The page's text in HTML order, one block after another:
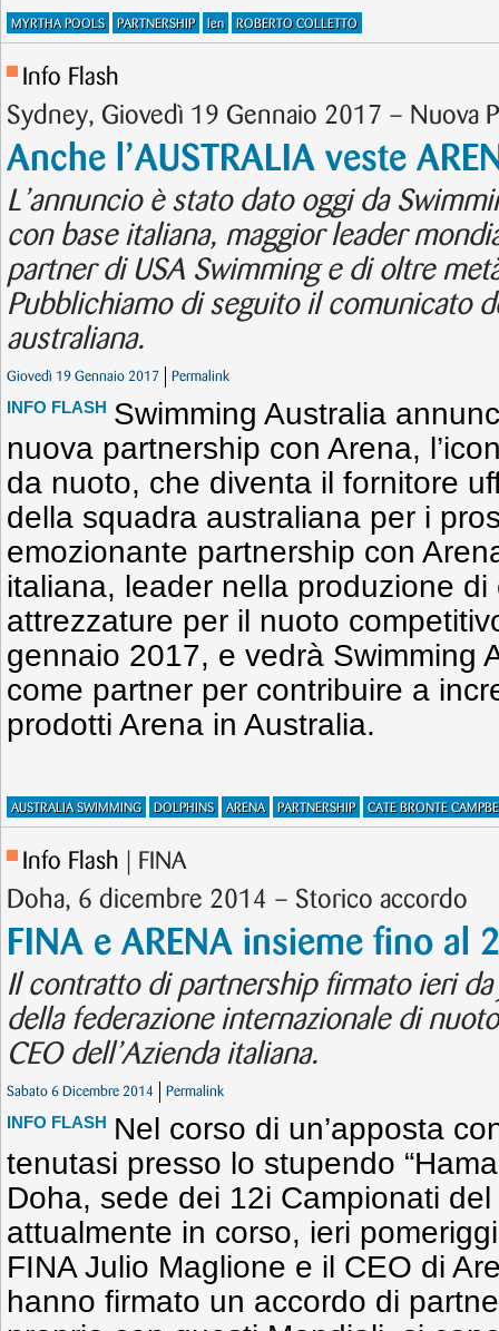
MYRTHA POOLS PARTNERSHIP len ROBERTO COLLETTO
Info Flash
Sydney, Giovedì 19 Gennaio 2017 – Nuova
Anche l’AUSTRALIA veste
L’annuncio è stato dato oggi da
con base italiana, maggior leader
partner di USA Swimming e di oltre
Pubblichiamo di seguito il comunicato
australiana.
Giovedì 19 Gennaio 2017 Permalink
INFO FLASH Swimming Australia
nuova partnership con Arena,
da nuoto, che diventa il fornitore
della squadra australiana per i
emozionante partnership con
italiana, leader nella produzione
attrezzature per il nuoto
gennaio 2017, e vedrà Swimming
come partner per contribuire a
prodotti Arena in Australia.
AUSTRALIA SWIMMING DOLPHINS ARENA PARTNERSHIP CATE BRONTE
Info Flash | FINA
Doha, 6 dicembre 2014 – Storico accordo
FINA e ARENA insieme fino al
Il contratto di partnership firmato ieri
della federazione internazionale di
CEO dell’Azienda italiana.
Sabato 6 Dicembre 2014 Permalink
INFO FLASH Nel corso di un’apposta
tenutasi presso lo stupendo
Doha, sede dei 12i Campionati
attualmente in corso, ieri
FINA Julio Maglione e il CEO di
hanno firmato un accordo di